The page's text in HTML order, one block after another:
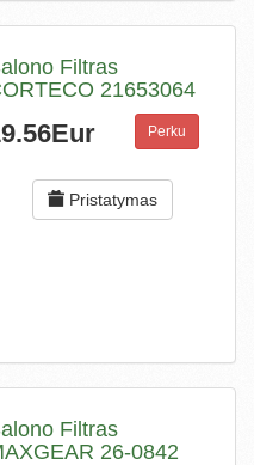
Filtras
21653064
Perku
Pristatymas
Filtras
26-0842